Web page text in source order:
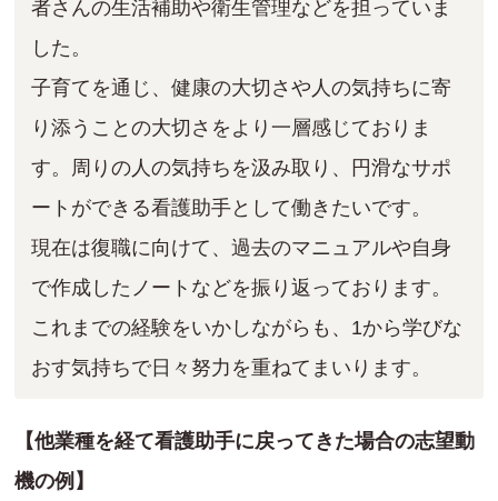
者さんの生活補助や衛生管理などを担っていま
した。
子育てを通じ、健康の大切さや人の気持ちに寄
り添うことの大切さをより一層感じておりま
す。周りの人の気持ちを汲み取り、円滑なサポ
ートができる看護助手として働きたいです。
現在は復職に向けて、過去のマニュアルや自身
で作成したノートなどを振り返っております。
これまでの経験をいかしながらも、1から学びな
おす気持ちで日々努力を重ねてまいります。
【他業種を経て看護助手に戻ってきた場合の志望動
機の例】